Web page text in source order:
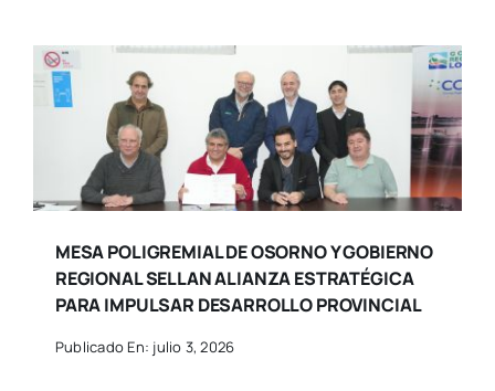
MESA POLIGREMIAL DE OSORNO Y GOBIERNO
REGIONAL SELLAN ALIANZA ESTRATÉGICA
PARA IMPULSAR DESARROLLO PROVINCIAL
Publicado En: julio 3, 2026